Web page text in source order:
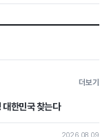
더보기
한민국 찾는다